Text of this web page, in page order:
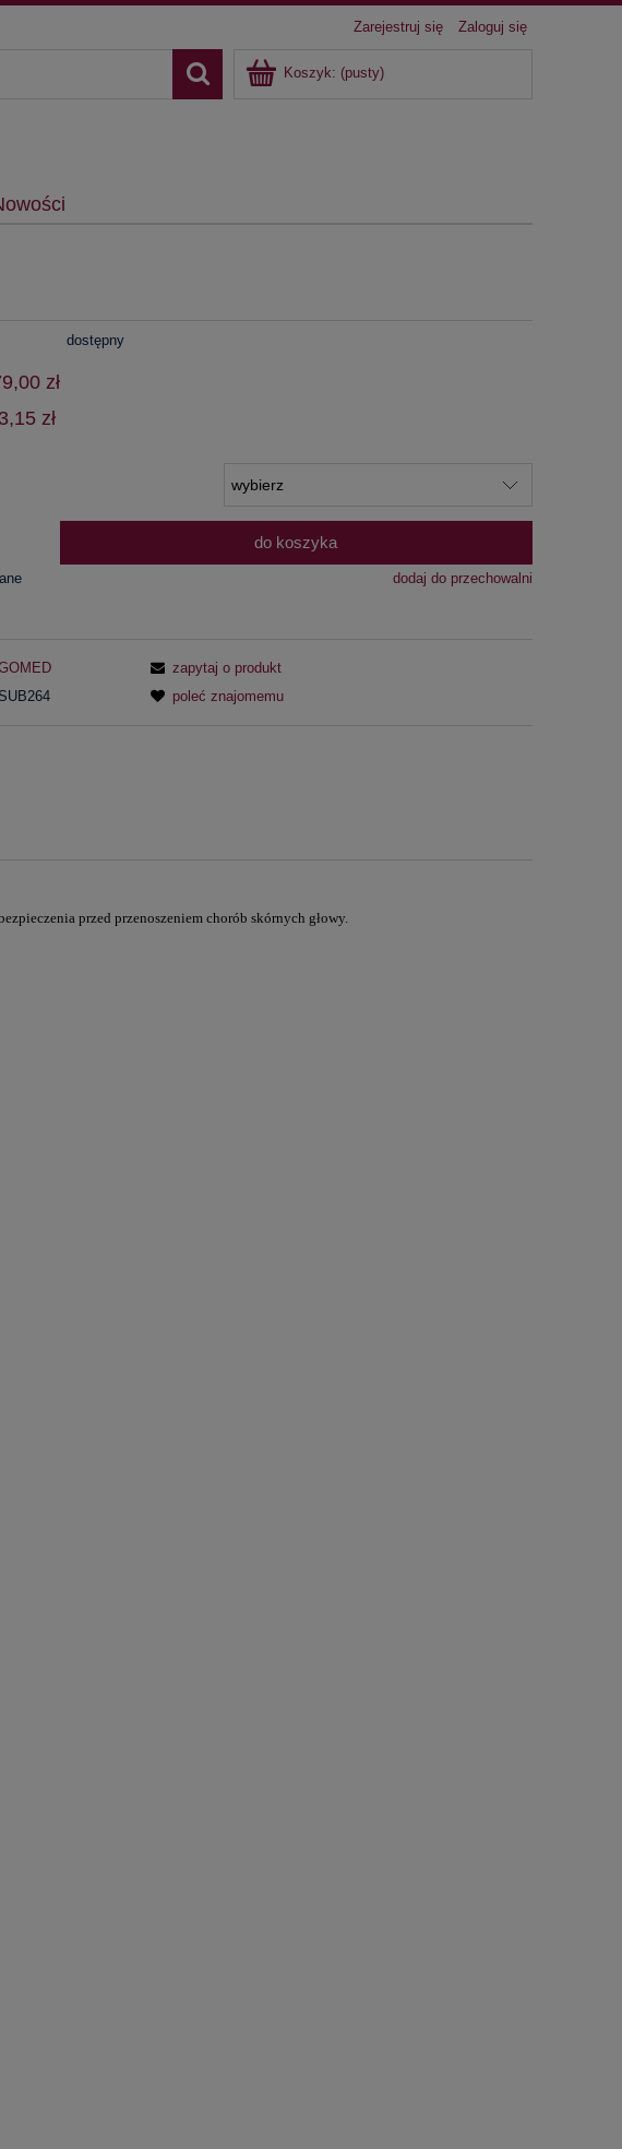
Zarejestruj się Zaloguj się
Koszyk: (pusty)
dostępny
zł
zł
do koszyka
dodaj do przechowalni
SUB264
zapytaj o produkt
poleć znajomemu
przed przenoszeniem chorób skórnych głowy.